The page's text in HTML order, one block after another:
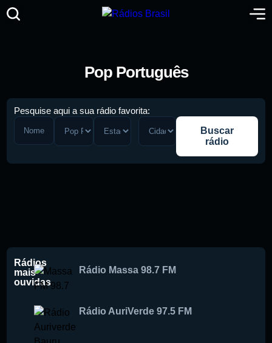
Buscar rádio
Pop Português
Pesquise aqui a sua rádio favorita:
Buscar
rádio
Rádios
mais
ouvidas
Rádio Massa 98.7 FM
Rádio AuriVerde 97.5 FM